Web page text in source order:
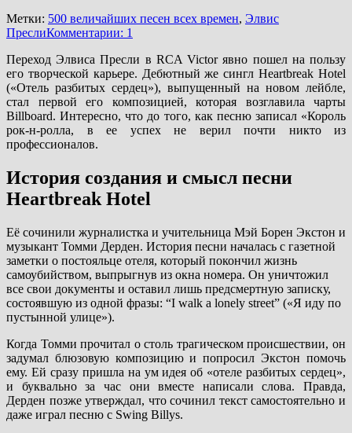
Метки: 500 величайших песен всех времен, Элвис
ПреслиКомментарии: 1
Переход Элвиса Пресли в RCA Victor явно пошел на пользу
его творческой карьере. Дебютный же сингл Heartbreak Hotel
(«Отель разбитых сердец»), выпущенный на новом лейбле,
стал первой его композицией, которая возглавила чарты
Billboard. Интересно, что до того, как песню записал «Король
рок-н-ролла, в ее успех не верил почти никто из
профессионалов.
История создания и смысл песни
Heartbreak Hotel
Её сочинили журналистка и учительница Мэй Борен Экстон и
музыкант Томми Дерден. История песни началась с газетной
заметки о постояльце отеля, который покончил жизнь
самоубийством, выпрыгнув из окна номера. Он уничтожил
все свои документы и оставил лишь предсмертную записку,
состоявшую из одной фразы: “I walk a lonely street” («Я иду по
пустынной улице»).
Когда Томми прочитал о столь трагическом происшествии, он
задумал блюзовую композицию и попросил Экстон помочь
ему. Ей сразу пришла на ум идея об «отеле разбитых сердец»,
и буквально за час они вместе написали слова. Правда,
Дерден позже утверждал, что сочинил текст самостоятельно и
даже играл песню с Swing Billys.